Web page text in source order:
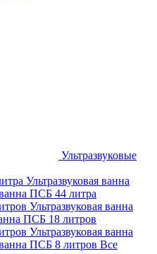
Ультразвуковые
Ультразвуковая ванна
ванна ПСБ 44 литра
Ультразвуковая ванна
ПСБ 18 литров
Ультразвуковая ванна
ванна ПСБ 8 литров Все